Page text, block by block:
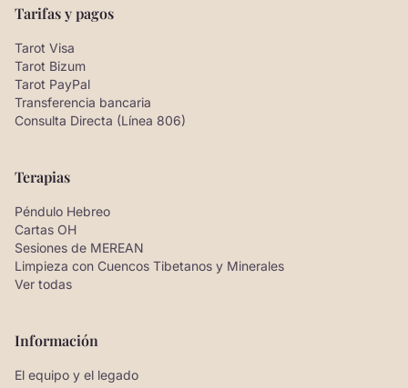
Tarifas y pagos
Tarot Visa
Tarot Bizum
Tarot PayPal
Transferencia bancaria
Consulta Directa (Línea 806)
Terapias
Péndulo Hebreo
Cartas OH
Sesiones de MEREAN
Limpieza con Cuencos Tibetanos y Minerales
Ver todas
Información
El equipo y el legado